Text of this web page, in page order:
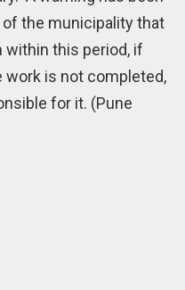
the municipality that
within this period, if
is not completed,
for it. (Pune